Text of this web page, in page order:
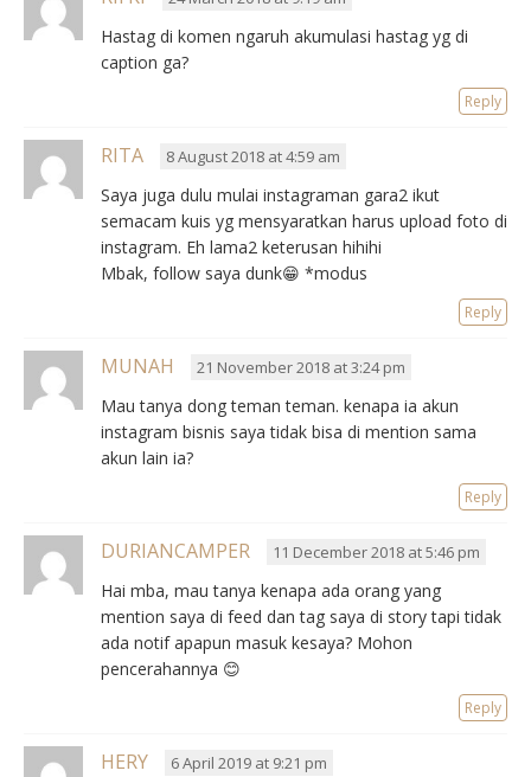
Hastag di komen ngaruh akumulasi hastag yg di
caption ga?
Reply
RITA 8 August 2018 at 4:59 am
Saya juga dulu mulai instagraman gara2 ikut
semacam kuis yg mensyaratkan harus upload foto di
instagram. Eh lama2 keterusan hihihi
Mbak, follow saya dunk😁 *modus
Reply
MUNAH 21 November 2018 at 3:24 pm
Mau tanya dong teman teman. kenapa ia akun
instagram bisnis saya tidak bisa di mention sama
akun lain ia?
Reply
DURIANCAMPER 11 December 2018 at 5:46 pm
Hai mba, mau tanya kenapa ada orang yang
mention saya di feed dan tag saya di story tapi tidak
ada notif apapun masuk kesaya? Mohon
pencerahannya 😊
Reply
HERY 6 April 2019 at 9:21 pm